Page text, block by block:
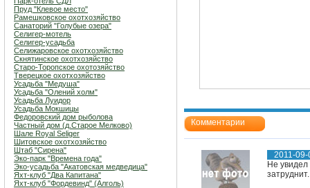
Пруд "Клевое место"
Рамешковское охотхозяйство
Санаторий "Голубые озера"
Селигер-мотель
Селигер-усадьба
Селижаровское охотхозяйство
Скнятинское охотхозяйство
Старо-Торопское охотозяйство
Тверецкое охотхозяйство
Усадьба "Медуша"
Усадьба "Олений холм"
Усадьба Луидор
Усадьба Мокшицы
Федоровский дом рыболова
Частный дом (д.Старое Мелково)
Шале Royal Seliger
Шитовское охотхозяйство
Штаб "Сирена"
Эко-парк "Времена года"
Эко-усадьба "Акатовская медведица"
Яхт-клуб "Два Капитана"
Яхт-клуб "Фордевинд" (Алголь)
Комментарии
2011-09-
Не
затруднит.